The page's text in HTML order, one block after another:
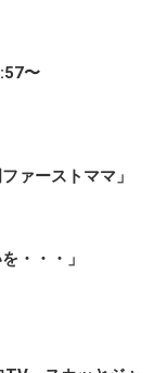
〜
ァーストママ」
・・・」